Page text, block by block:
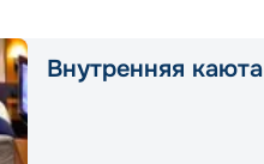
Внутренняя каюта